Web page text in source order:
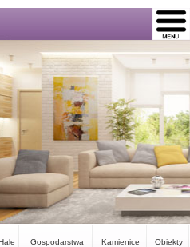
Gospodarstwa Kamienice Obiekty